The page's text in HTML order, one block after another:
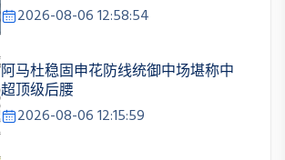
2026-08-06 12:58:54
阿马杜稳固申花防线统御中场堪称中
超顶级后腰
2026-08-06 12:15:59